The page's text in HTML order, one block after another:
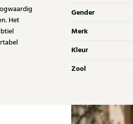
Het
Gender
Merk
Kleur
Zool